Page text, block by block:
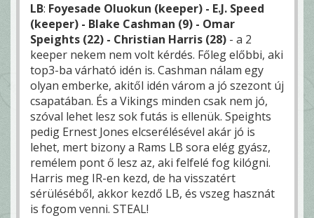
LB: Foyesade Oluokun (keeper) - E.J. Speed
(keeper) - Blake Cashman (9) - Omar
Speights (22) - Christian Harris (28) - a 2
keeper nekem nem volt kérdés. Főleg előbbi, aki
top3-ba várható idén is. Cashman nálam egy
olyan emberke, akitől idén várom a jó szezont új
csapatában. És a Vikings minden csak nem jó,
szóval lehet lesz sok futás is ellenük. Speights
pedig Ernest Jones elcserélésével akár jó is
lehet, mert bizony a Rams LB sora elég gyász,
remélem pont ő lesz az, aki felfelé fog kilógni.
Harris meg IR-en kezd, de ha visszatért
sérüléséből, akkor kezdő LB, és vszeg hasznát
is fogom venni. STEAL!